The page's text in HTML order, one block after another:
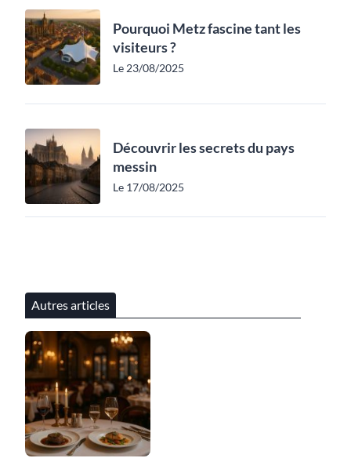
Pourquoi Metz fascine tant les
visiteurs ?
Le 23/08/2025
Découvrir les secrets du pays
messin
Le 17/08/2025
Autres articles